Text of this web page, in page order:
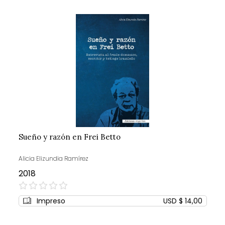
Sueño y razón en Frei Betto
Alicia Elizundia Ramírez
2018
0%
Impreso USD $ 14,00